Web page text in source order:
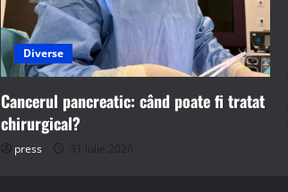
Diverse
Cancerul pancreatic: când poate fi tratat
chirurgical?
press 31 iulie 2026